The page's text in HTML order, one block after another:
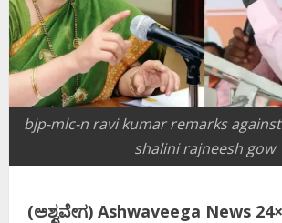
bjp-mlc-n ravi kumar remarks
shalini rajneesh gow
(ಅಶ್ವವೇಗ) Ashwaveega News